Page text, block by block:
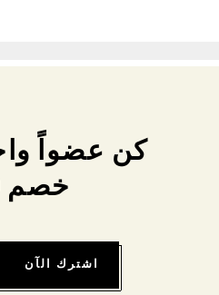
كن عضواً
خصم 10٪
اشترك الآن